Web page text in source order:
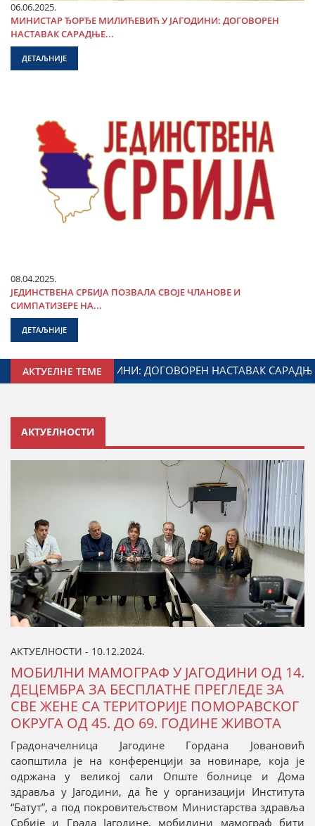
06.06.2025.
МИНИСТАР ЂОРЂЕ МИЛИЋЕВИЋ У ЈАГОДИНИ: ДОГОВОРЕН
НАСТАВАК САРАДЊЕ...
ДЕТАЉНИЈЕ
08.04.2025.
ЈЕДИНСТВЕНА СРБИЈА ПОЗВАЛА СВОЈЕ ЧЛАНОВЕ И
СИМПАТИЗЕРЕ НА...
ДЕТАЉНИЈЕ
АКТУЕЛНЕ ТЕМЕ
ЗАДУЖЕНОГ ЗА ОДНОСЕ СА ДИЈАСПОРОМ
АКТУЕЛНОСТИ
АКТУЕЛНОСТИ - 10.12.2024.
МОБИЛНИ МАМОГРАФ У ЈАГОДИНИ ОД 14.
ДЕЦЕМБРА ЗА БЕСПЛАТНЕ ПРЕГЛЕДЕ ЗА
СВЕ ЖЕНЕ СА ТЕРИТОРИЈЕ ПОМОРАВСКОГ
ОКРУГА ОД 45. ДО 69. ГОДИНЕ ЖИВОТА
Градоначелница Јагодине Гордана Јовановић
саопштила је на конференцији за новинаре, која је
одржана у великој сали Опште болнице и Дома
здравља у Јагодини, да ће у организацији Института
“Батут”, а под покровитељством Министарства здравља
Србије и Града Јагодине, мобилини мамограф бити